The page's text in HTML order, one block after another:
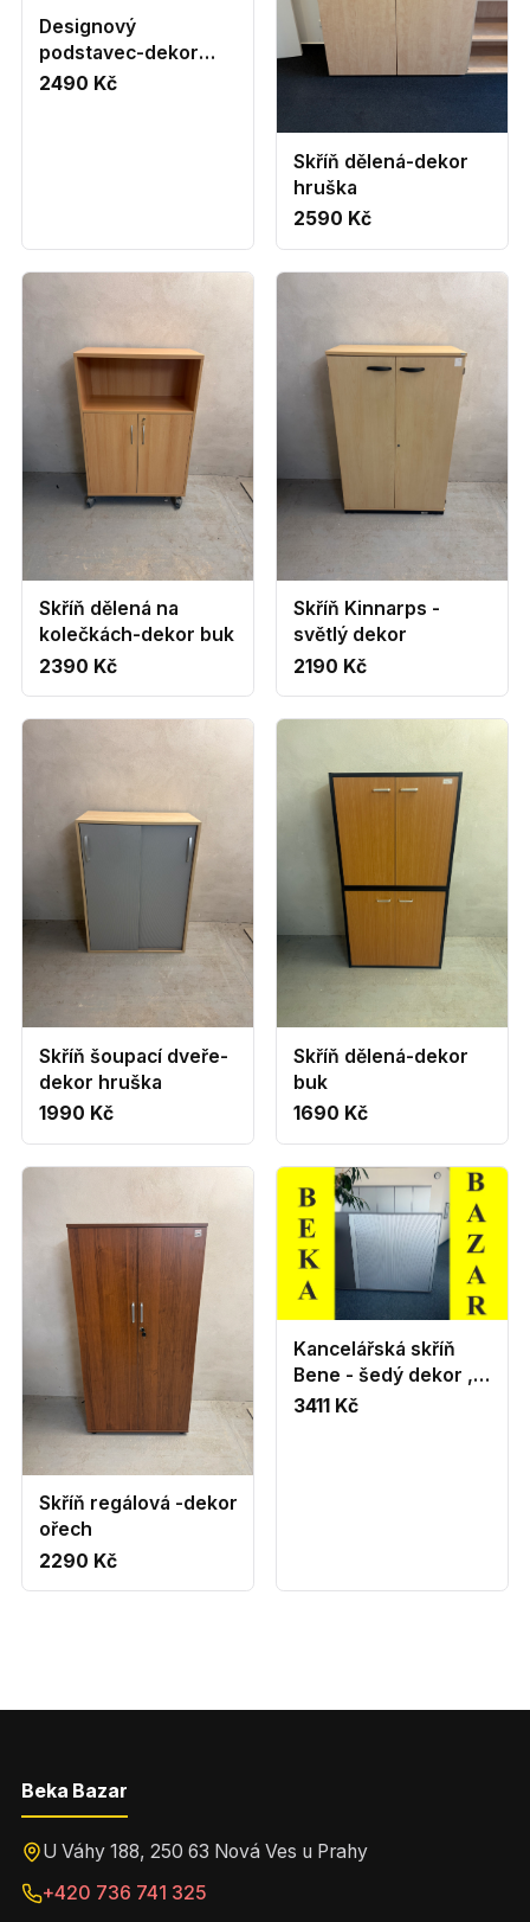
Designový
podstavec-dekor
dub
2490 Kč
Skříň dělená-dekor
hruška
2590 Kč
Skříň dělená na
kolečkách-dekor buk
2390 Kč
Skříň Kinnarps -
světlý dekor
2190 Kč
Skříň šoupací dveře-
dekor hruška
1990 Kč
Skříň dělená-dekor
buk
1690 Kč
Skříň regálová -dekor
ořech
2290 Kč
Kancelářská skříň
Bene - šedý dekor ,
roletové dveře
3411 Kč
Beka Bazar
U Váhy 188, 250 63 Nová Ves u Prahy
+420 736 741 325